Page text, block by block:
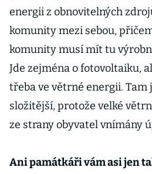
energii z obnovitelných
komunity mezi sebou,
komunity musí mít tu
Jde zejména o fotovoltaiku,
třeba ve větrné energii. Tam
složitější, protože velké
ze strany obyvatel vnímány
Ani památkáři vám asi jen